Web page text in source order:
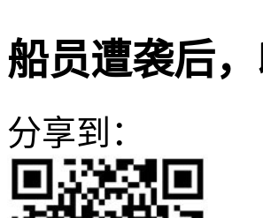
船员遭袭后
分享到：